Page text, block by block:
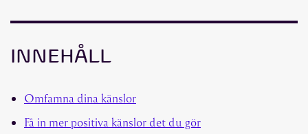
INNEHÅLL
Omfamna dina känslor
Få in mer positiva känslor det du gör